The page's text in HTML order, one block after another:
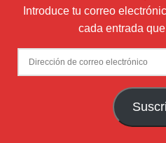
Introduce tu correo
cada entrada
Dirección
de